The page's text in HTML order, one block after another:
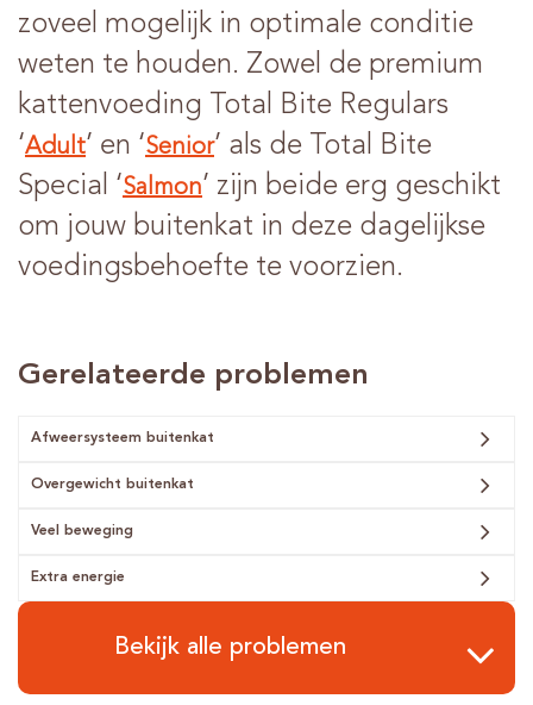
zoveel mogelijk in optimale conditie
weten te houden. Zowel de premium
kattenvoeding Total Bite Regulars
‘Adult’ en ‘Senior’ als de Total Bite
Special ‘Salmon’ zijn beide erg geschikt
om jouw buitenkat in deze dagelijkse
voedingsbehoefte te voorzien.
Gerelateerde problemen
Afweersysteem buitenkat
Overgewicht buitenkat
Veel beweging
Extra energie
Bekijk alle problemen